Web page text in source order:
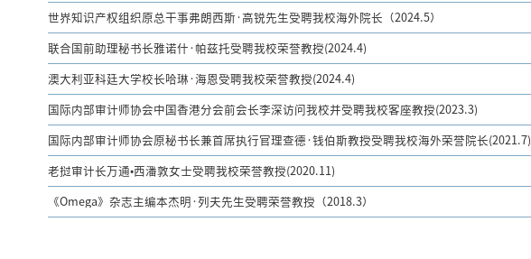
世界知识产权组织原总干事弗朗西斯·高锐先生受聘我校海外院长（2024.5）
联合国前助理秘书长雅诺什·帕兹托受聘我校荣誉教授(2024.4)
澳大利亚科廷大学校长哈琳·海恩受聘我校荣誉教授(2024.4)
国际内部审计师协会中国香港分会前会长李深访问我校并受聘我校客座教授(2023.3)
国际内部审计师协会原秘书长兼首席执行官理查德·钱伯斯教授受聘我校海外荣誉院长(2021.7)
老挝审计长万通•西潘敦女士受聘我校荣誉教授(2020.11)
《Omega》杂志主编本杰明·列夫先生受聘荣誉教授（2018.3）